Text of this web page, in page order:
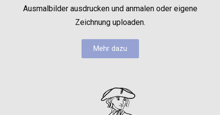
Ausmalbilder ausdrucken und anmalen oder eigene
Zeichnung uploaden.
Mehr dazu